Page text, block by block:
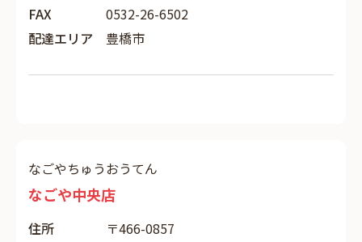
FAX
0532-26-6502
配達エリア
豊橋市
なごやちゅうおうてん
なごや中央店
住所
〒466-0857